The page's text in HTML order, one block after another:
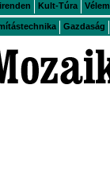
Kult-Túra
Gazdaság